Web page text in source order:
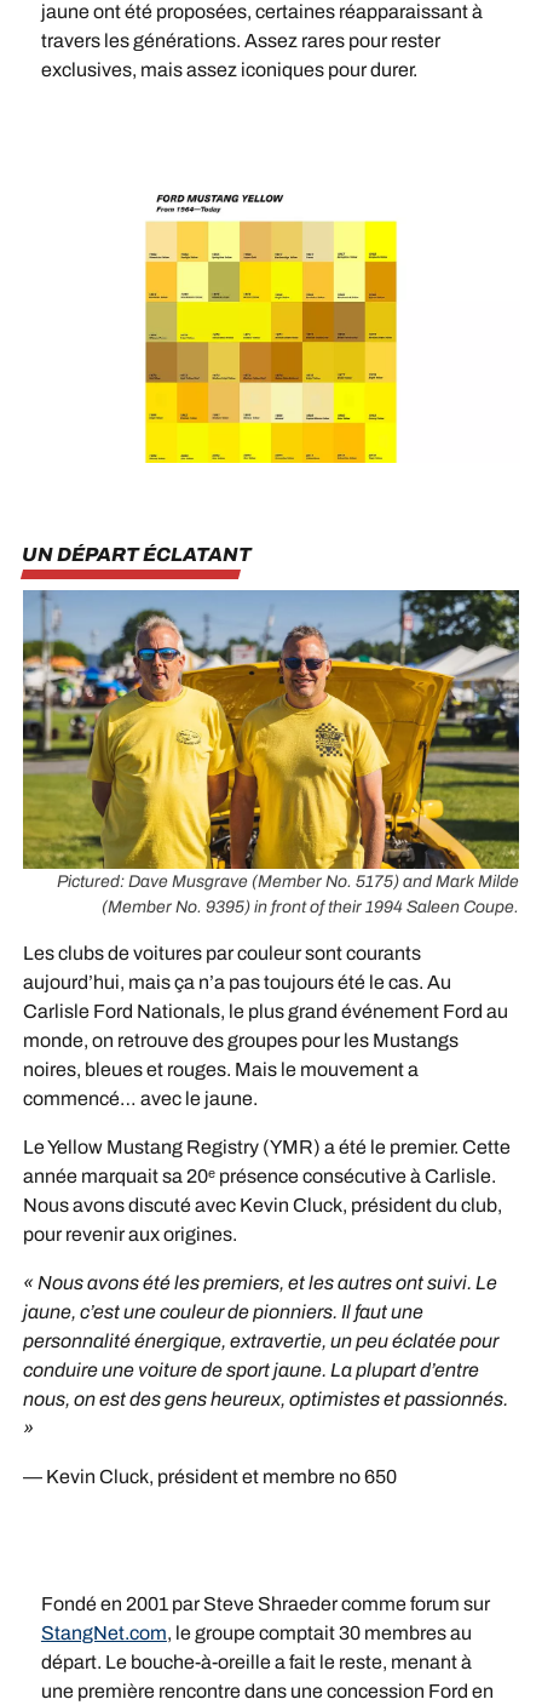
jaune ont été proposées, certaines réapparaissant à
travers les générations. Assez rares pour rester
exclusives, mais assez iconiques pour durer.
UN DÉPART ÉCLATANT
Pictured: Dave Musgrave (Member No. 5175) and Mark Milde
(Member No. 9395) in front of their 1994 Saleen Coupe.
Les clubs de voitures par couleur sont courants
aujourd’hui, mais ça n’a pas toujours été le cas. Au
Carlisle Ford Nationals, le plus grand événement Ford au
monde, on retrouve des groupes pour les Mustangs
noires, bleues et rouges. Mais le mouvement a
commencé… avec le jaune.
Le Yellow Mustang Registry (YMR) a été le premier. Cette
année marquait sa 20ᵉ présence consécutive à Carlisle.
Nous avons discuté avec Kevin Cluck, président du club,
pour revenir aux origines.
« Nous avons été les premiers, et les autres ont suivi. Le
jaune, c’est une couleur de pionniers. Il faut une
personnalité énergique, extravertie, un peu éclatée pour
conduire une voiture de sport jaune. La plupart d’entre
nous, on est des gens heureux, optimistes et passionnés.
»
— Kevin Cluck, président et membre no 650
Fondé en 2001 par Steve Shraeder comme forum sur
StangNet.com, le groupe comptait 30 membres au
départ. Le bouche-à-oreille a fait le reste, menant à
une première rencontre dans une concession Ford en